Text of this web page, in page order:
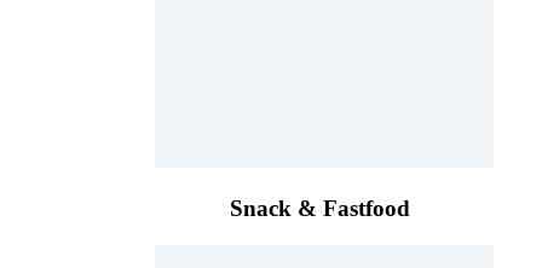
Snack & Fastfood